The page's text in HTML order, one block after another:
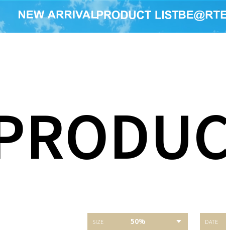
50%
BE@RBRICK 50%
PEACE PROJECT Ver.4
BE@RBRICK the
GazettE 50%
ALPHA